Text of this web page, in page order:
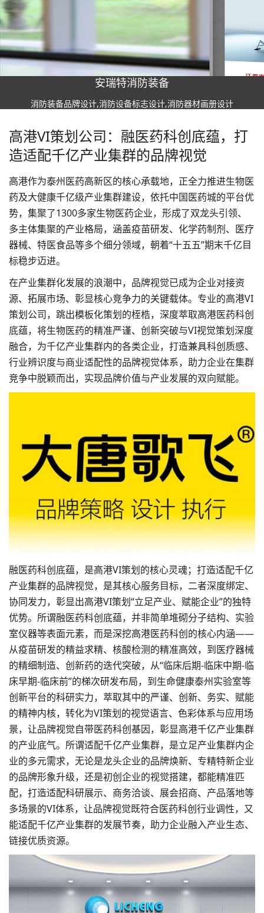
安瑞特消防装备
消防装备品牌设计,消防设备标志设计,消防器材画册设计
高港VI策划公司：融医药科创底蕴，打
造适配千亿产业集群的品牌视觉
高港作为泰州医药高新区的核心承载地，正全力推进生物医
药及大健康千亿级产业集群建设，依托中国医药城的平台优
势，集聚了1300多家生物医药企业，形成了双龙头引领、
多主体集聚的产业格局，涵盖疫苗研发、化学药制剂、医疗
器械、特医食品等多个细分领域，朝着“十五五”期末千亿目
标稳步迈进。
在产业集群化发展的浪潮中，品牌视觉已成为企业对接资
源、拓展市场、彰显核心竞争力的关键载体。专业的高港VI
策划公司，跳出模板化策划的桎梏，深度萃取高港医药科创
底蕴，将生物医药的精准严谨、创新突破与VI视觉策划深度
融合，为千亿产业集群内的各类企业，打造兼具科创质感、
行业辨识度与商业适配性的品牌视觉体系，助力企业在集群
竞争中脱颖而出，实现品牌价值与产业发展的双向赋能。
融医药科创底蕴，是高港VI策划的核心灵魂；打造适配千亿
产业集群的品牌视觉，是其核心服务目标，二者深度绑定、
协同发力，彰显出高港VI策划“立足产业、赋能企业”的独特
优势。所谓融医药科创底蕴，并非简单堆砌分子结构、实验
室仪器等表面元素，而是深挖高港医药科创的核心内涵——
从疫苗研发的精益求精、核酸检测的精准高效，到医疗器械
的精细制造、创新药的迭代突破，从“临床后期-临床中期-临
床早期-临床前”的梯次研发布局，到生命健康泰州实验室等
创新平台的科研实力，萃取其中的严谨、创新、务实、赋能
的精神内核，转化为VI策划的视觉语言、色彩体系与应用场
景，让品牌视觉自带医药科创基因，彰显高港千亿产业集群
的产业底气。所谓适配千亿产业集群，是立足产业集群内企
业的多元需求，无论是龙头企业的品牌焕新、专精特新企业
的品牌形象升级，还是初创企业的视觉搭建，都能精准匹
配，打造适配科研展示、商务洽谈、展会招商、产品落地等
多场景的VI体系，让品牌视觉既符合医药科创行业调性，又
能适配千亿产业集群的发展节奏，助力企业融入产业生态、
链接优质资源。